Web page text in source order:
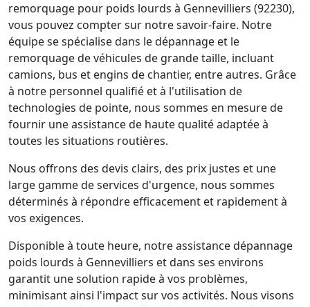
remorquage pour poids lourds à Gennevilliers (92230),
vous pouvez compter sur notre savoir-faire. Notre
équipe se spécialise dans le dépannage et le
remorquage de véhicules de grande taille, incluant
camions, bus et engins de chantier, entre autres. Grâce
à notre personnel qualifié et à l'utilisation de
technologies de pointe, nous sommes en mesure de
fournir une assistance de haute qualité adaptée à
toutes les situations routières.
Nous offrons des devis clairs, des prix justes et une
large gamme de services d'urgence, nous sommes
déterminés à répondre efficacement et rapidement à
vos exigences.
Disponible à toute heure, notre assistance dépannage
poids lourds à Gennevilliers et dans ses environs
garantit une solution rapide à vos problèmes,
minimisant ainsi l'impact sur vos activités. Nous visons